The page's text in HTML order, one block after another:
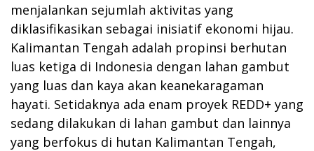
menjalankan sejumlah aktivitas yang
diklasifikasikan sebagai inisiatif ekonomi hijau.
Kalimantan Tengah adalah propinsi berhutan
luas ketiga di Indonesia dengan lahan gambut
yang luas dan kaya akan keanekaragaman
hayati. Setidaknya ada enam proyek REDD+ yang
sedang dilakukan di lahan gambut dan lainnya
yang berfokus di hutan Kalimantan Tengah,